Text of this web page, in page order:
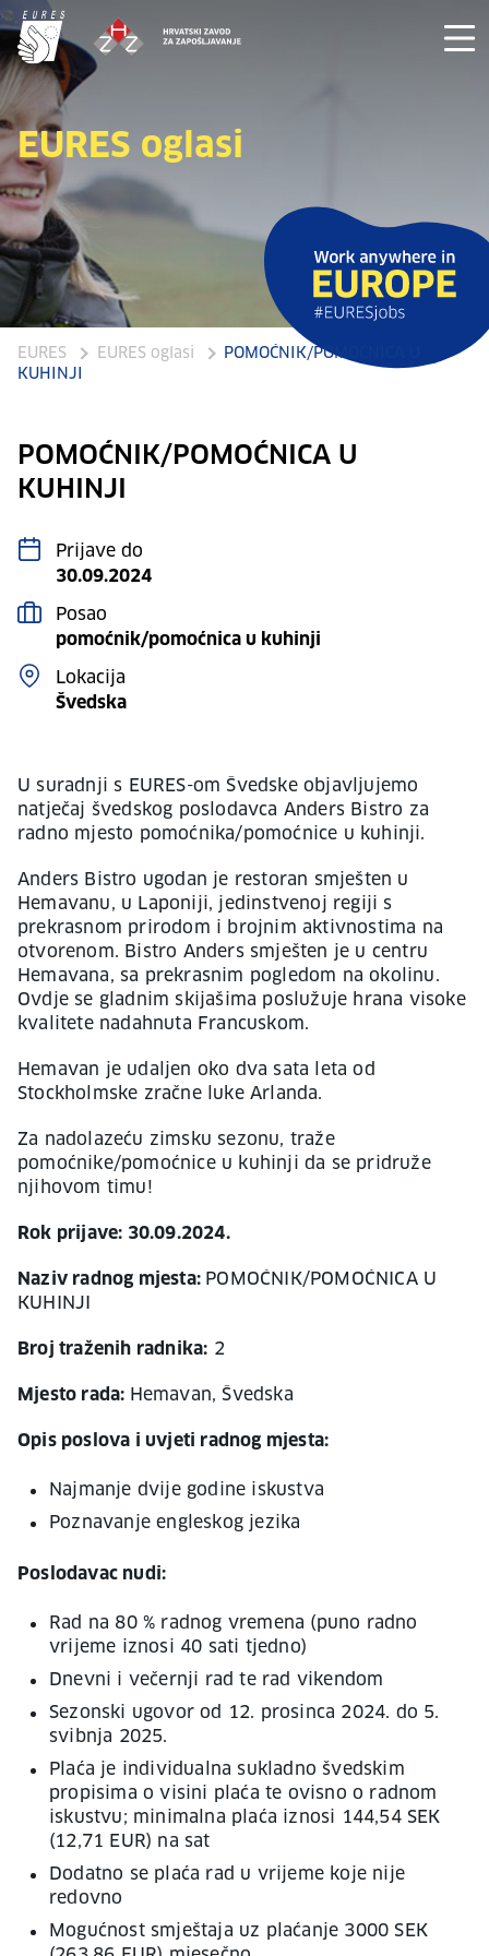
EURES oglasi
EURES EURES oglasi
POMOĆNIK/POMOĆNICA U
KUHINJI
POMOĆNIK/POMOĆNICA U
KUHINJI
Prijave do
30.09.2024
Posao
pomoćnik/pomoćnica u kuhinji
Lokacija
Švedska
U suradnji s EURES-om Švedske objavljujemo
natječaj švedskog poslodavca Anders Bistro za
radno mjesto pomoćnika/pomoćnice u kuhinji.
Anders Bistro ugodan je restoran smješten u
Hemavanu, u Laponiji, jedinstvenoj regiji s
prekrasnom prirodom i brojnim aktivnostima na
otvorenom. Bistro Anders smješten je u centru
Hemavana, sa prekrasnim pogledom na okolinu.
Ovdje se gladnim skijašima poslužuje hrana visoke
kvalitete nadahnuta Francuskom.
Hemavan je udaljen oko dva sata leta od
Stockholmske zračne luke Arlanda.
Za nadolazeću zimsku sezonu, traže
pomoćnike/pomoćnice u kuhinji da se pridruže
njihovom timu!
Rok prijave: 30.09.2024.
Naziv radnog mjesta: POMOĆNIK/POMOĆNICA U
KUHINJI
Broj traženih radnika: 2
Mjesto rada: Hemavan, Švedska
Opis poslova i uvjeti radnog mjesta:
Najmanje dvije godine iskustva
Poznavanje engleskog jezika
Poslodavac nudi:
Rad na 80 % radnog vremena (puno radno
vrijeme iznosi 40 sati tjedno)
Dnevni i večernji rad te rad vikendom
Sezonski ugovor od 12. prosinca 2024. do 5.
svibnja 2025.
Plaća je individualna sukladno švedskim
propisima o visini plaća te ovisno o radnom
iskustvu; minimalna plaća iznosi 144,54 SEK
(12,71 EUR) na sat
Dodatno se plaća rad u vrijeme koje nije
redovno
Mogućnost smještaja uz plaćanje 3000 SEK